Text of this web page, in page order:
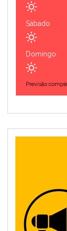
Sábado
Domingo
Previsão